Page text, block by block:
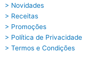
> Novidades
> Receitas
> Promoções
> Política de Privacidade
> Termos e Condições